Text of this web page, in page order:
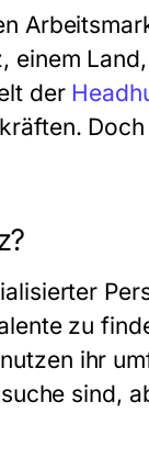
einem
der
zu
ihr
sind,